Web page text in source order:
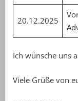
20.12.2025
Ich wünsche uns
Viele Grüße von